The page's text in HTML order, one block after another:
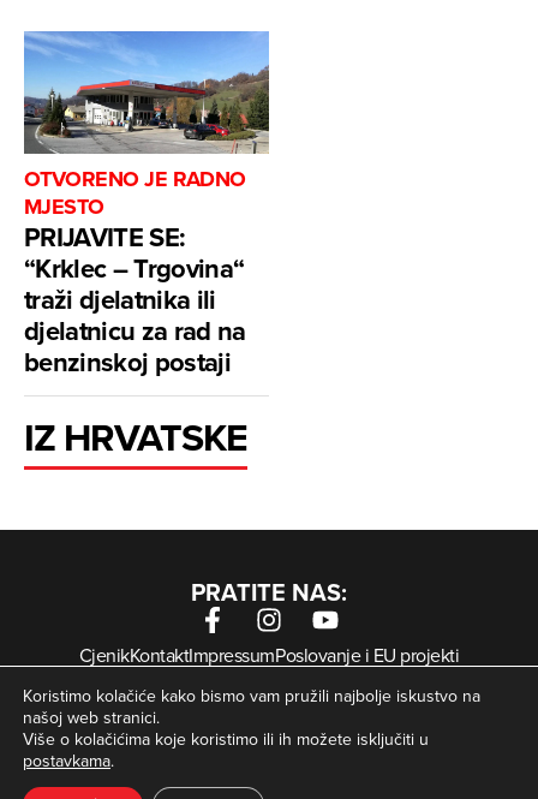
OTVORENO JE RADNO
MJESTO
PRIJAVITE SE:
“Krklec – Trgovina“
traži djelatnika ili
djelatnicu za rad na
benzinskoj postaji
IZ HRVATSKE
PRATITE NAS:
CjenikKontaktImpressumPoslovanje i EU projekti
Arhiva digitalnih novina
Uvjeti korištenjaZaštita privatnosti
Kolačići
© Zagorje International – Sva prava pridržana | Developed
bykrMedia
Koristimo kolačiće kako bismo vam pružili najbolje iskustvo na
našoj web stranici.
Više o kolačićima koje koristimo ili ih možete isključiti u
postavkama.